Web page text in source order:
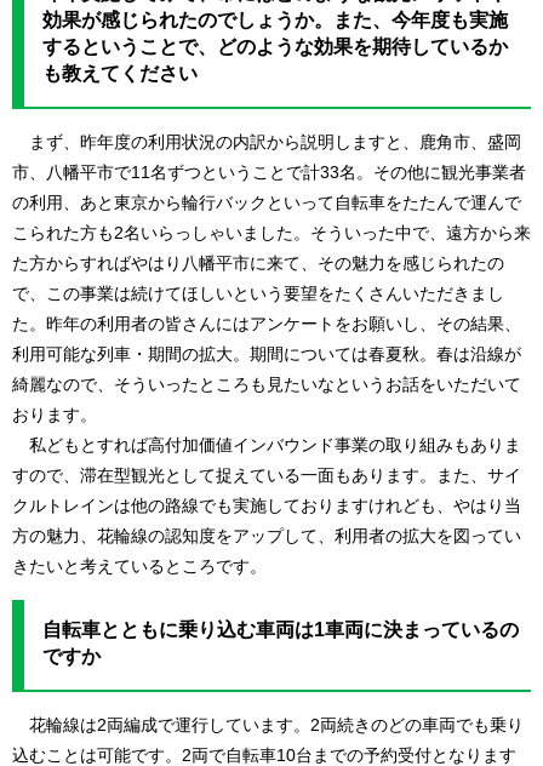
効果が感じられたのでしょうか。また、今年度も実施
するということで、どのような効果を期待しているか
も教えてください
まず、昨年度の利用状況の内訳から説明しますと、鹿角市、盛岡
市、八幡平市で11名ずつということで計33名。その他に観光事業者
の利用、あと東京から輪行バックといって自転車をたたんで運んで
こられた方も2名いらっしゃいました。そういった中で、遠方から来
た方からすればやはり八幡平市に来て、その魅力を感じられたの
で、この事業は続けてほしいという要望をたくさんいただきまし
た。昨年の利用者の皆さんにはアンケートをお願いし、その結果、
利用可能な列車・期間の拡大。期間については春夏秋。春は沿線が
綺麗なので、そういったところも見たいなというお話をいただいて
おります。
私どもとすれば高付加価値インバウンド事業の取り組みもありま
すので、滞在型観光として捉えている一面もあります。また、サイ
クルトレインは他の路線でも実施しておりますけれども、やはり当
方の魅力、花輪線の認知度をアップして、利用者の拡大を図ってい
きたいと考えているところです。​
自転車とともに乗り込む車両は1車両に決まっているの
ですか
花輪線は2両編成で運行しています。2両続きのどの車両でも乗り
込むことは可能です。2両で自転車10台までの予約受付となります